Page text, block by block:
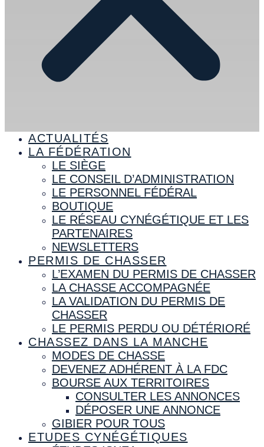
ACTUALITÉS
LA FÉDÉRATION
LE SIÈGE
LE CONSEIL D’ADMINISTRATION
LE PERSONNEL FÉDÉRAL
BOUTIQUE
LE RÉSEAU CYNÉGÉTIQUE ET LES
PARTENAIRES
NEWSLETTERS
PERMIS DE CHASSER
L’EXAMEN DU PERMIS DE CHASSER
LA CHASSE ACCOMPAGNÉE
LA VALIDATION DU PERMIS DE
CHASSER
LE PERMIS PERDU OU DÉTÉRIORÉ
CHASSEZ DANS LA MANCHE
MODES DE CHASSE
DEVENEZ ADHÉRENT À LA FDC
BOURSE AUX TERRITOIRES
CONSULTER LES ANNONCES
DÉPOSER UNE ANNONCE
GIBIER POUR TOUS
ETUDES CYNÉGÉTIQUES